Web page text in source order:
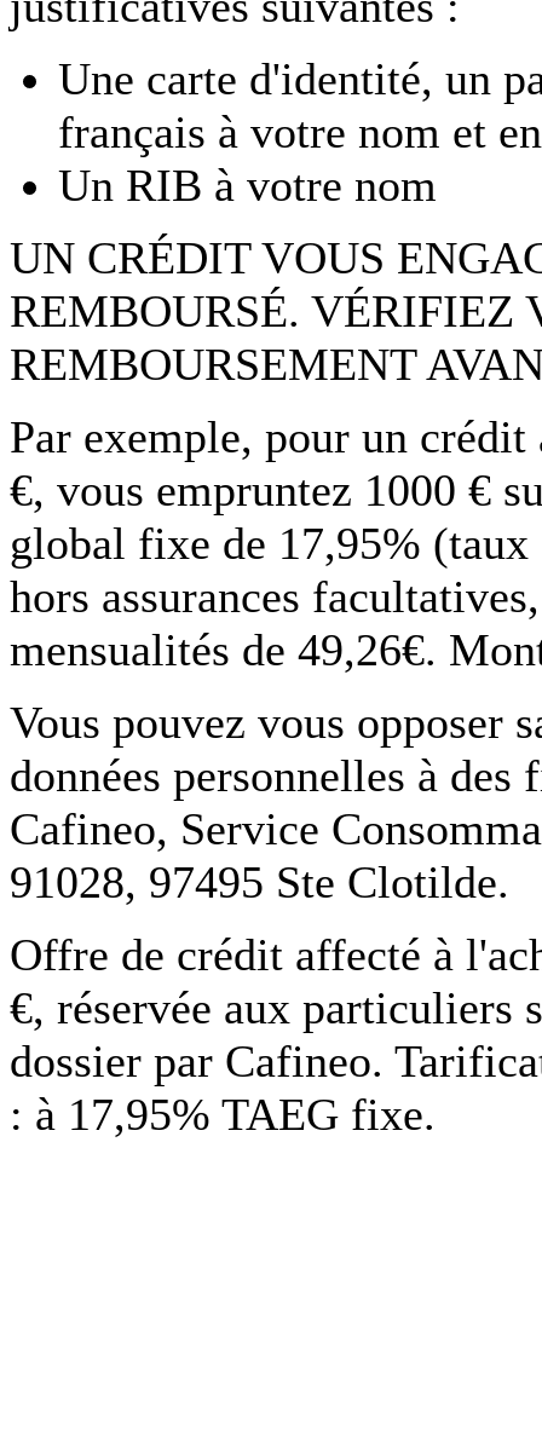
Une carte d'identité, un
français à votre nom et
Un RIB à votre nom
UN CRÉDIT VOUS
REMBOURSÉ. VÉRIFIEZ
REMBOURSEMENT
Par exemple, pour un
€, vous empruntez 1000 €
global fixe de 17,95%
hors assurances
mensualités de 49,26€.
Vous pouvez vous opposer
données personnelles à
Cafineo, Service
91028, 97495 Ste Clotilde.
Offre de crédit affecté à
€, réservée aux particuliers
dossier par Cafineo.
: à 17,95% TAEG fixe.